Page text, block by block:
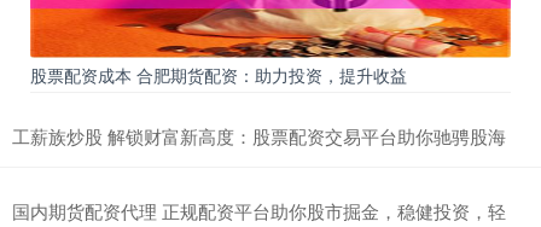
股票配资成本 合肥期货配资：助力投资，提升收益
工薪族炒股 解锁财富新高度：股票配资交易平台助你驰骋股海
国内期货配资代理 正规配资平台助你股市掘金，稳健投资，轻